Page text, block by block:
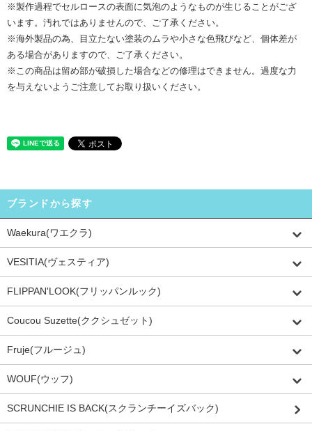
※製作過程でセルロースの表面に気泡のようなものが生じることがござ
います。汚れではありませんので、ご了承ください。
※海外製品の為、目立たない塗装のムラや小さな色飛びなど、個体差が
ある場合がありますので、ご了承ください。
※この商品は留め部が破損した場合などの修理はできません。過度な力
を与えないようご注意してお取り扱いください。
ブランドから探す
Waekura(ワエクラ)
VESITIA(ヴェスティア)
FLIPPAN'LOOK(フリッパンルック)
Coucou Suzette(ククシュゼット)
Fruje(フルージュ)
WOUF(ウッフ)
SCRUNCHIE IS BACK(スクランチーイズバック)